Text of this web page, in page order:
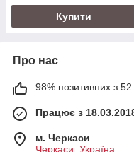
Купити
Про нас
98% позитивних з 52
Працює з
м. Черкаси
Черкаси, Україна